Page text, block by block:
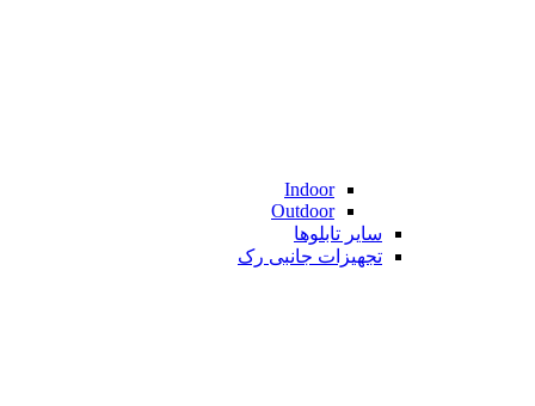
Indoor
Outdoor
سایر تابلوها
تجهیزات جانبی رک